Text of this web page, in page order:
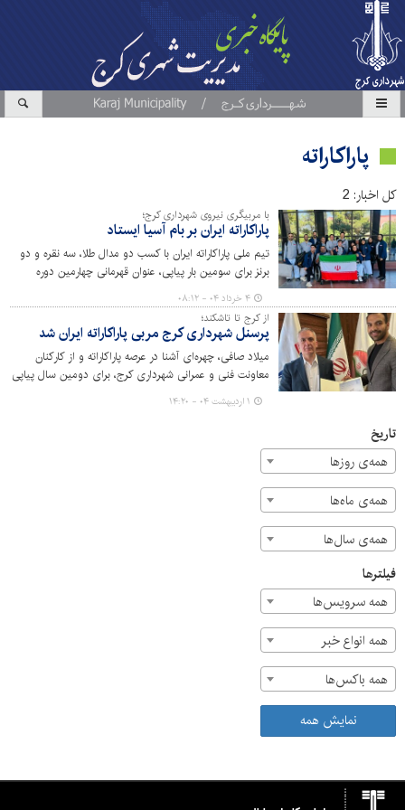
پاراکاراته
کل اخبار: 2
با مربیگری نیروی شهرداری کرج؛
پاراکاراته ایران بر بام آسیا ایستاد
تیم ملی پاراکاراته ایران با کسب دو مدال طلا، سه نقره و دو
برنز برای سومین بار پیاپی، عنوان قهرمانی چهارمین دوره
رقابت‌های قهرمانی آسیا را از آن خود کرد.
۴ خرداد ۰۴ - ۰۸:۱۲
از کرج تا تاشکند؛
پرسنل شهرداری کرج مربی پاراکاراته ایران شد
میلاد صافی، چهره‌ای آشنا در عرصه پاراکاراته و از کارکنان
معاونت فنی و عمرانی شهرداری کرج، برای دومین سال پیاپی
به عنوان مربی تیم ملی پاراکاراته ایران انتخاب شد تا
ملی‌پوشان را در آوردگاه آسیایی تاشکند به سوی موفقیت
۱ اردیبهشت ۰۴ - ۱۴:۲۰
تاریخ
همه‌ی روزها
همه‌ی ماه‌ها
همه‌ی سال‌ها
فیلترها
همه سرویس‌ها
همه انواع خبر
همه باکس‌ها
نمایش همه